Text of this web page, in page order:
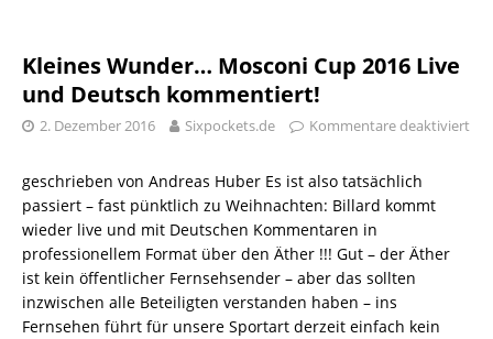
Kleines Wunder… Mosconi Cup 2016 Live
und Deutsch kommentiert!
2. Dezember 2016 Sixpockets.de Kommentare deaktiviert
geschrieben von Andreas Huber Es ist also tatsächlich
passiert – fast pünktlich zu Weihnachten: Billard kommt
wieder live und mit Deutschen Kommentaren in
professionellem Format über den Äther !!! Gut – der Äther
ist kein öffentlicher Fernsehsender – aber das sollten
inzwischen alle Beteiligten verstanden haben – ins
Fernsehen führt für unsere Sportart derzeit einfach kein